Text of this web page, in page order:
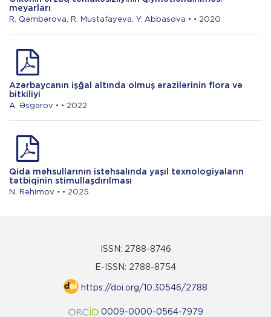
meyarları
R. Qəmbərova R. Mustafayeva Y. Abbasova • • 2020
Azərbaycanın işğal altında olmuş ərazilərinin flora və
bitkiliyi
A. Əsgərov • • 2022
Qida məhsullarının istehsalında yaşıl texnologiyaların
tətbiqinin stimullaşdırılması
N. Rəhimov • • 2025
ISSN: 2788-8746
E-ISSN: 2788-8754
https://doi.org/10.30546/2788
0009-0000-0564-7979